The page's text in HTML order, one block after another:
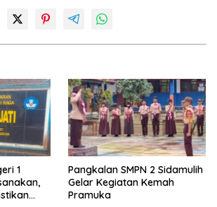
1
Pangkalan SMPN 2 Sidamulih
Gelar Kegiatan Kemah
Pramuka